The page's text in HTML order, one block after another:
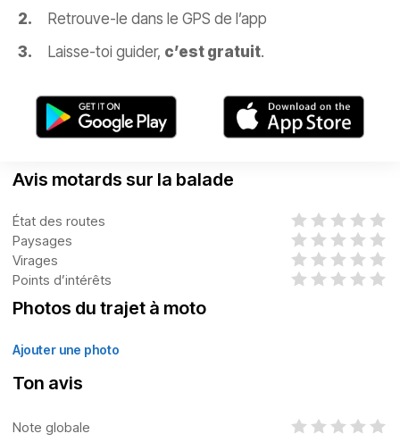
Retrouve-le dans le GPS de l’app
Laisse-toi guider, c’est gratuit.
Avis motards sur la balade
État des routes
Paysages
Virages
Points d’intérêts
Photos du trajet à moto
Ajouter une photo
Ton avis
Note globale